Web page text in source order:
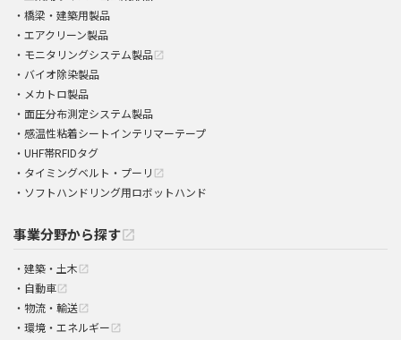
橋梁・建築用製品
エアクリーン製品
モニタリングシステム製品 open_in_new
バイオ除染製品
メカトロ製品
面圧分布測定システム製品
感温性粘着シートインテリマーテープ
UHF帯RFIDタグ
タイミングベルト・プーリ open_in_new
ソフトハンドリング用ロボットハンド
事業分野から探すopen_in_new
建築・土木 open_in_new
自動車 open_in_new
物流・輸送 open_in_new
環境・エネルギー open_in_new